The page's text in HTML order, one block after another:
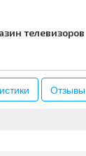
телевизоров
Отзывы
АКСЕССУАРЫ